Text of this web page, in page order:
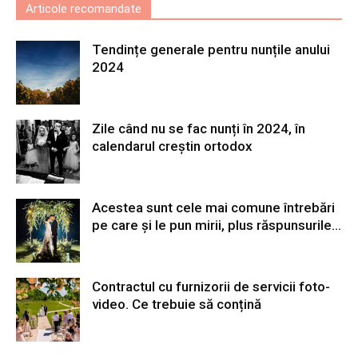
Articole recomandate
Tendințe generale pentru nunțile anului
2024
Zile când nu se fac nunți în 2024, în
calendarul creștin ortodox
Acestea sunt cele mai comune întrebări
pe care și le pun mirii, plus răspunsurile...
Contractul cu furnizorii de servicii foto-
video. Ce trebuie să conțină